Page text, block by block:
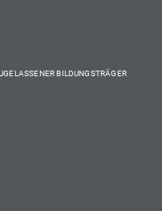
BILDUNGSTRÄGER